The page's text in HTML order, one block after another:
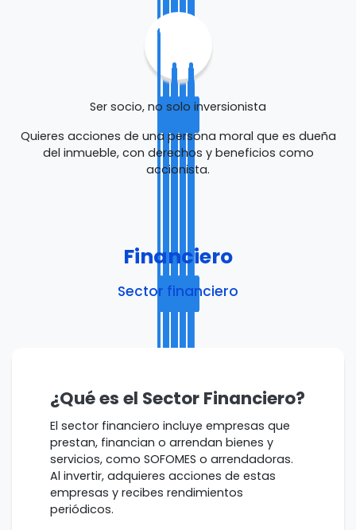
Ser socio, no solo inversionista
Quieres acciones de una persona moral que es dueña
del inmueble, con derechos y beneficios como
accionista.
Financiero
Sector financiero
¿Qué es el Sector Financiero?
El sector financiero incluye empresas que
prestan, financian o arrendan bienes y
servicios, como SOFOMES o arrendadoras.
Al invertir, adquieres acciones de estas
empresas y recibes rendimientos
periódicos.